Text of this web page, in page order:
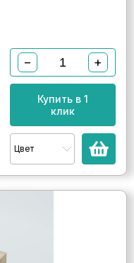
− +
Купить в 1
клик
Цвет